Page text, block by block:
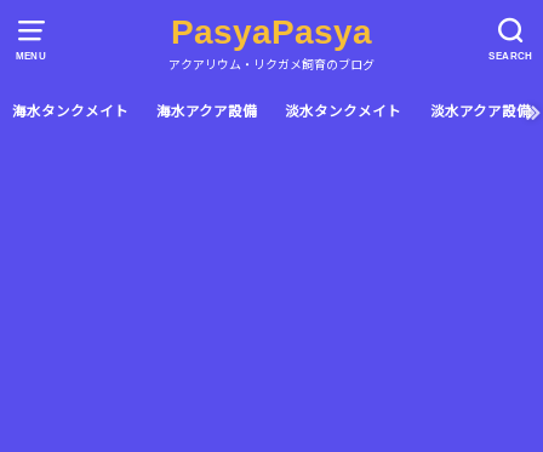
MENU SEARCH
PasyaPasya
アクアリウム・リクガメ飼育のブログ
海水タンクメイト 海水アクア設備 淡水タンクメイト 淡水アクア設備